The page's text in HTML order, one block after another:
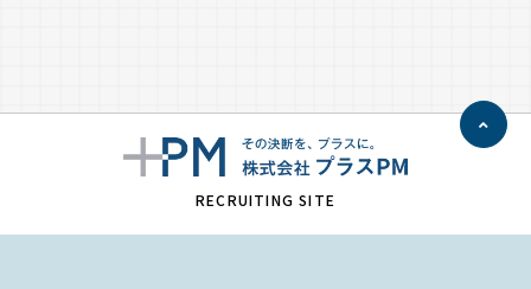
RECRUITING SITE